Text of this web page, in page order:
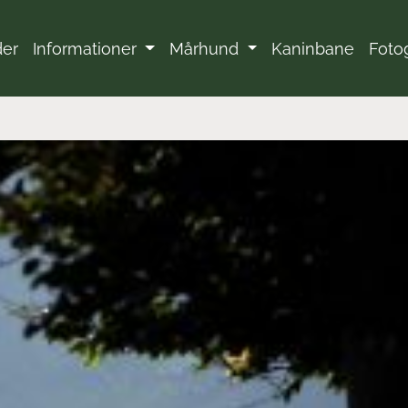
Informationer Mårhund Kaninbane